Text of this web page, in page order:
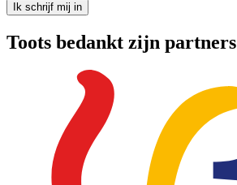
Ik schrijf mij in
Toots bedankt zijn partners